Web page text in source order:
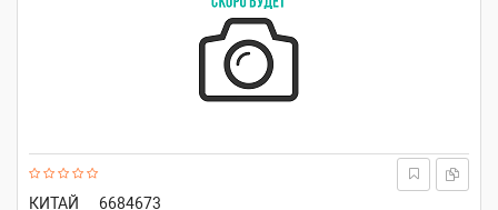
КИТАЙ 6684673